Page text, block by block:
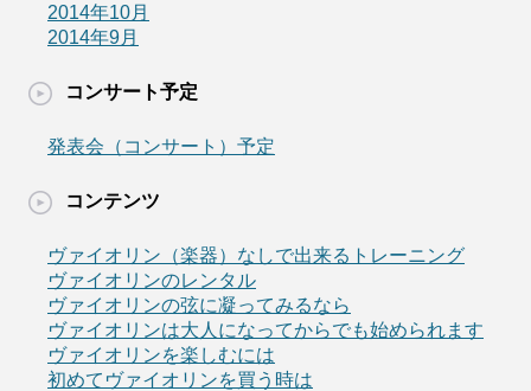
2014年10月
2014年9月
コンサート予定
発表会（コンサート）予定
コンテンツ
ヴァイオリン（楽器）なしで出来るトレーニング
ヴァイオリンのレンタル
ヴァイオリンの弦に凝ってみるなら
ヴァイオリンは大人になってからでも始められます
ヴァイオリンを楽しむには
初めてヴァイオリンを買う時は